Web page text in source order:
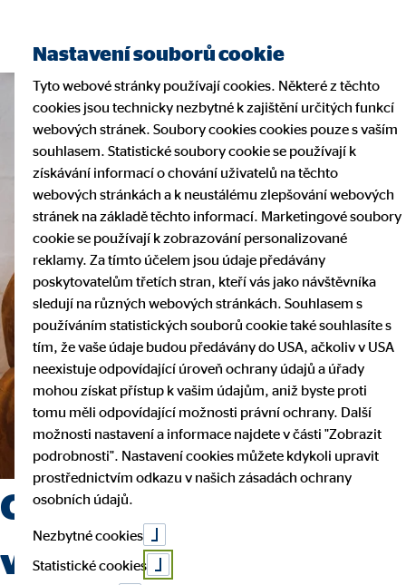
Chcete se profesně
vydat jinou cestou?
Nastavení souborů cookie
Tyto webové stránky používají cookies. Některé z těchto
cookies jsou technicky nezbytné k zajištění určitých funkcí
webových stránek. Soubory cookies cookies pouze s vaším
souhlasem. Statistické soubory cookie se používají k
získávání informací o chování uživatelů na těchto
webových stránkách a k neustálému zlepšování webových
stránek na základě těchto informací. Marketingové soubory
cookie se používají k zobrazování personalizované
reklamy. Za tímto účelem jsou údaje předávány
poskytovatelům třetích stran, kteří vás jako návštěvníka
sledují na různých webových stránkách. Souhlasem s
používáním statistických souborů cookie také souhlasíte s
tím, že vaše údaje budou předávány do USA, ačkoliv v USA
neexistuje odpovídající úroveň ochrany údajů a úřady
mohou získat přístup k vašim údajům, aniž byste proti
tomu měli odpovídající možnosti právní ochrany. Další
možnosti nastavení a informace najdete v části "Zobrazit
podrobnosti". Nastavení cookies můžete kdykoli upravit
prostřednictvím odkazu v našich zásadách ochrany
osobních údajů.
Nezbytné cookies
Statistické cookies